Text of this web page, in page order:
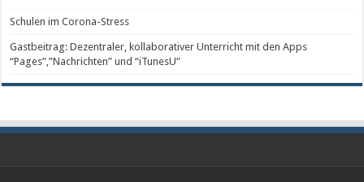
Schulen im Corona-Stress
Gastbeitrag: Dezentraler, kollaborativer Unterricht mit den Apps
“Pages”,”Nachrichten” und “iTunesU”